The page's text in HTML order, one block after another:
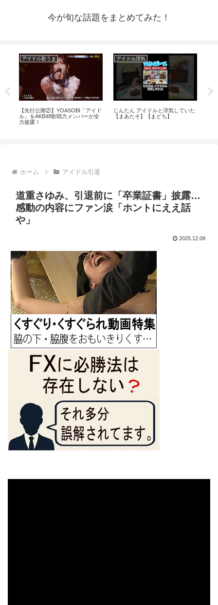
今が旬な話題をまとめてみた！
アイドル歌うま
【先行公開②】YOASOBI「アイド
ル」をAKB48歌唱力メンバーが全
力披露！
アイドル浮気
じんたん アイドルと浮気していた
【まあたそ】【まどち】
ホーム アイドル引退
道重さゆみ、引退前に「卒業証書」披露…
感動の内容にファン涙「ホントにええ話
や」
2025.12.09